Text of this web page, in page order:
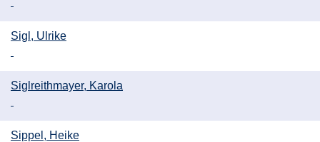
Sigl, Ulrike
Siglreithmayer, Karola
Sippel, Heike